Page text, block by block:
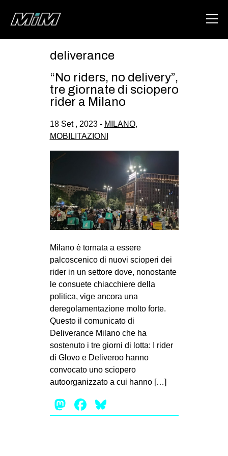
ABOUT
DEGENERAZIONE
CSOA LAMBRETTA
STUDENTI TSUNAMI
ZAM
MOBILITAZIONI
SPAZI
SPORT POPOLARE
MOVIMENTI
AMBIENTE
ANTIFASCISMO
DIRITTO ALL’ABITARE
GENERI
PRECARIATO
deliverance
“No riders, no delivery”,
tre giornate di sciopero
rider a Milano
18 Set , 2023 - MILANO,
MOBILITAZIONI
Milano è tornata a essere
palcoscenico di nuovi scioperi dei
rider in un settore dove, nonostante
le consuete chiacchiere della
politica, vige ancora una
deregolamentazione molto forte.
Questo il comunicato di
Deliverance Milano che ha
sostenuto i tre giorni di lotta: I rider
di Glovo e Deliveroo hanno
convocato uno sciopero
autoorganizzato a cui hanno […]
Mastodon
Facebook